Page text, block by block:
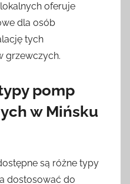
oferuje
dla osób
tych
grzewczych.
pomp
w Mińsku
są różne typy
dostosować do